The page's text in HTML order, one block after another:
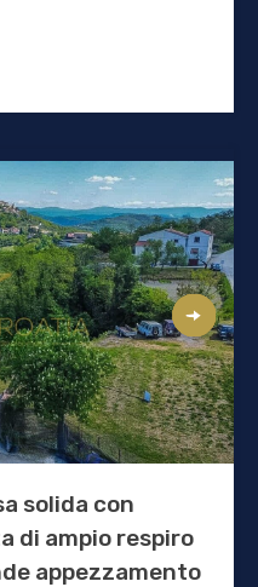
solida con
di ampio respiro
appezzamento